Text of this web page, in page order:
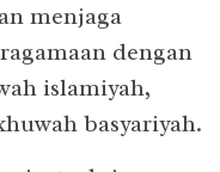
menjaga
dengan
islamiyah,
basyariyah.